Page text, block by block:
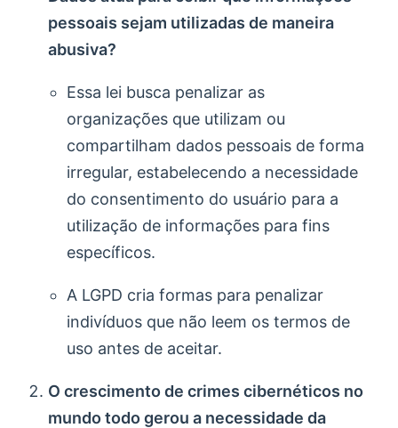
pessoais sejam utilizadas de maneira
abusiva?
Essa lei busca penalizar as
organizações que utilizam ou
compartilham dados pessoais de forma
irregular, estabelecendo a necessidade
do consentimento do usuário para a
utilização de informações para fins
específicos.
A LGPD cria formas para penalizar
indivíduos que não leem os termos de
uso antes de aceitar.
O crescimento de crimes cibernéticos no
mundo todo gerou a necessidade da